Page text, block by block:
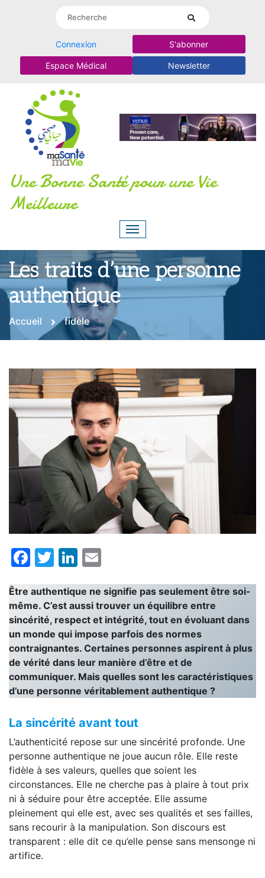
Connexion S'abonner
Espace Médical Newsletter
Une Bonne Santé pour une Vie
Meilleure
Les traits d’une personne
authentique
Accueil fidèle
Facebook
TwitterLinkedIn
Être authentique ne signifie pas seulement être soi-
même. C’est aussi trouver un équilibre entre
sincérité, respect et intégrité, tout en évoluant dans
un monde qui impose parfois des normes
contraignantes. Certaines personnes aspirent à plus
de vérité dans leur manière d’être et de
communiquer. Mais quelles sont les caractéristiques
d’une personne véritablement authentique ?
La sincérité avant tout
L’authenticité repose sur une sincérité profonde. Une
personne authentique ne joue aucun rôle. Elle reste
fidèle à ses valeurs, quelles que soient les
circonstances. Elle ne cherche pas à plaire à tout prix
ni à séduire pour être acceptée. Elle assume
pleinement qui elle est, avec ses qualités et ses failles,
sans recourir à la manipulation. Son discours est
transparent : elle dit ce qu’elle pense sans mensonge ni
artifice.